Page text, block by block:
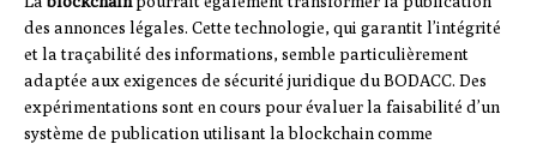
des annonces légales. Cette technologie, qui garantit l’intégrité
et la traçabilité des informations, semble particulièrement
adaptée aux exigences de sécurité juridique du BODACC. Des
expérimentations sont en cours pour évaluer la faisabilité d’un
système de publication utilisant la blockchain comme